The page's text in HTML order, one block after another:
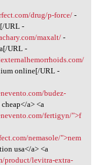
drug/p-force/-
URL -
maxalt/-
URL -
online[/URL -
budez-
a> <a
fertigyn/">f
nemasole/">nem
usa</a> <a
product/levitra-extra-